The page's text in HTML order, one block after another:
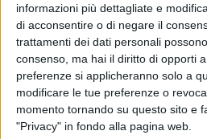
informazioni più dettagliate e
di acconsentire o di negare il
trattamenti dei dati personali
consenso, ma hai il diritto di opporti
preferenze si applicheranno solo a
modificare le tue preferenze o
momento tornando su questo sito e
"Privacy" in fondo alla pagina web.
sembra stesse attraversando la
quando è sopraggiunta l'auto e
scappando poi senza prestare
cittadini che in quel momento si
prestato le prime cure alla donna
l'ambulanza del 118.